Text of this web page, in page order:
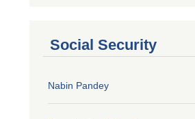
Social Security
Nabin Pandey